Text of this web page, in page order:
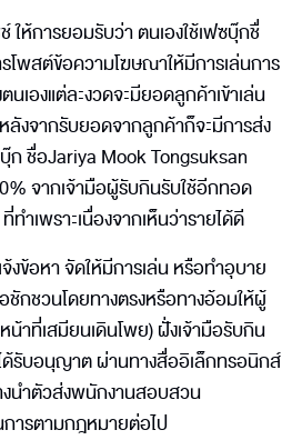
ห้การยอมรับว่า ตนเองใช้เฟซบุ๊กชื่
โพสต์ข้อความโฆษณาให้มีการเล่นการ
เองแต่ละงวดจะมียอดลูกค้าเข้าเล่น
งจากรับยอดจากลูกค้าก็จะมีการส่ง
ก ชื่อJariya Mook Tongsuksan
จากเจ้ามือผู้รับกินรับใช้อีกทอด
ทำเพราะเนื่องจากเห็นว่ารายได้ดี
งข้อหา จัดให้มีการเล่น หรือทำอุบาย
กชวนโดยทางตรงหรือทางอ้อมให้ผู้
น้าที่เสมียนเดินโพย) ฝั่งเจ้ามือรับกิน
ด้รับอนุญาต ผ่านทางสื่ออิเล็กทรอนิกส์
นำตัวส่งพนักงานสอบสวน
ารตามกฎหมายต่อไป